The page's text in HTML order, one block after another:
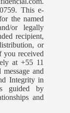
This e-
the named
or legally
recipient,
or
you received
at +55 11
and
Integrity in
guided by
and